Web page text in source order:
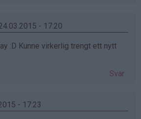
- 17:20
:D Kunne virkerlig trengt ett nytt
Svar
- 17:23